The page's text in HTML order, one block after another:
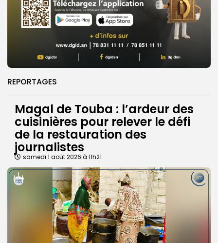
REPORTAGES
Magal de Touba : l’ardeur des
cuisinières pour relever le défi
de la restauration des
journalistes
samedi 1 août 2026 à 11h21